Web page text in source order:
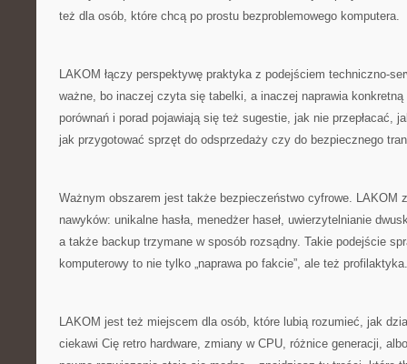
też dla osób, które chcą po prostu bezproblemowego komputera.
LAKOM łączy perspektywę praktyka z podejściem techniczno-
ważne, bo inaczej czyta się tabelki, a inaczej naprawia
porównań i porad pojawiają się też sugestie, jak nie przepłacać,
jak przygotować sprzęt do odsprzedaży czy do bezpiecznego
Ważnym obszarem jest także bezpieczeństwo cyfrowe. LAKOM
nawyków: unikalne hasła, menedżer haseł, uwierzytelnianie
a także backup trzymane w sposób rozsądny. Takie podejście
komputerowy to nie tylko „naprawa po fakcie”, ale też profilaktyka.
LAKOM jest też miejscem dla osób, które lubią rozumieć, jak
ciekawi Cię retro hardware, zmiany w CPU, różnice generacji,